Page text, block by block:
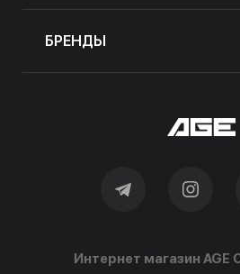
БРЕНДЫ
Интернет магазин AGE